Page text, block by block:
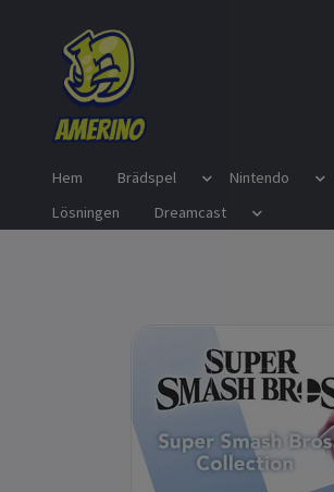
Hem Brädspel Nintendo
Lösningen
Dreamcast